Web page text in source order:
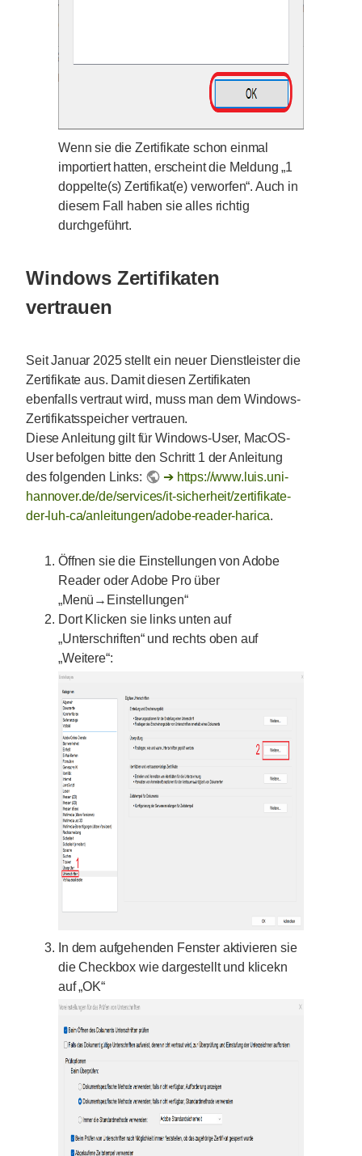
Wenn sie die Zertifikate schon einmal
importiert hatten, erscheint die Meldung „1
doppelte(s) Zertifikat(e) verworfen“. Auch in
diesem Fall haben sie alles richtig
durchgeführt.
Windows Zertifikaten
vertrauen
Seit Januar 2025 stellt ein neuer Dienstleister die
Zertifikate aus. Damit diesen Zertifikaten
ebenfalls vertraut wird, muss man dem Windows-
Zertifikatsspeicher vertrauen.
Diese Anleitung gilt für Windows-User, MacOS-
User befolgen bitte den Schritt 1 der Anleitung
des folgenden Links:
https://www.luis.uni-
hannover.de/de/services/it-sicherheit/zertifikate-
der-luh-ca/anleitungen/adobe-reader-harica.
Öffnen sie die Einstellungen von Adobe
Reader oder Adobe Pro über
„Menü→Einstellungen“
Dort Klicken sie links unten auf
„Unterschriften“ und rechts oben auf
„Weitere“:
In dem aufgehenden Fenster aktivieren sie
die Checkbox wie dargestellt und klicekn
auf „OK“